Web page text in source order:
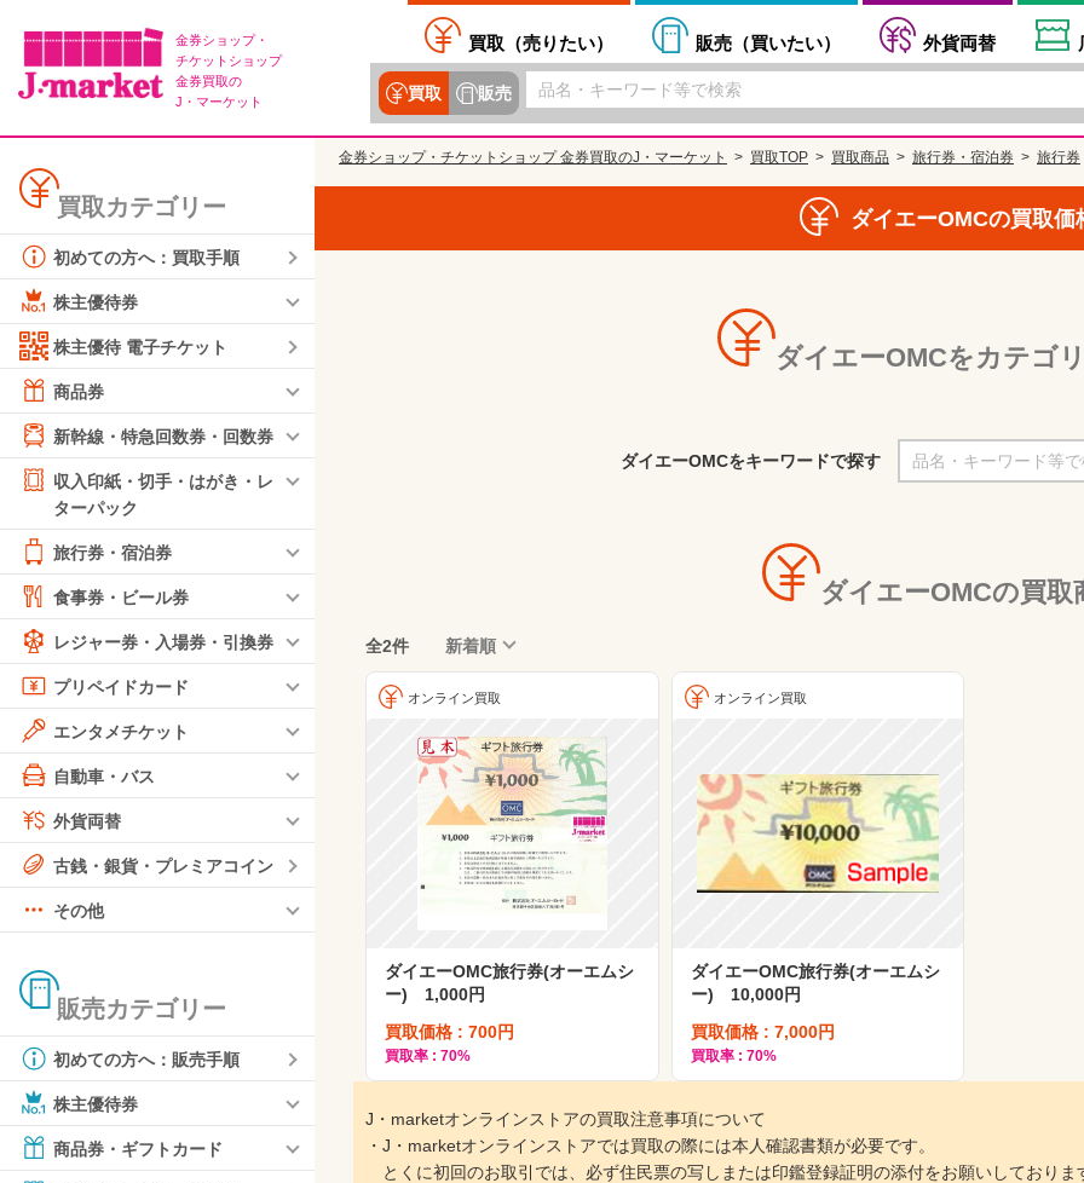
金券ショップ・
チケットショップ
金券買取の
J・マーケット
買取（売りたい） 販売（買いたい） 外貨両替
買取 販売
買取カテゴリー
初めての方へ：買取手順
株主優待券
株主優待 電子チケット
商品券
新幹線・特急回数券・回数券
収入印紙・切手・はがき・レ
ターパック
旅行券・宿泊券
食事券・ビール券
レジャー券・入場券・引換券
プリペイドカード
エンタメチケット
自動車・バス
外貨両替
古銭・銀貨・プレミアコイン
その他
販売カテゴリー
初めての方へ：販売手順
株主優待券
商品券・ギフトカード
金券ショップ・チケットショップ 金券買取のJ・マーケット 買取TOP 買取商品 旅行券・宿泊券 旅行券
ダイエーOMCの買取価
ダイエーOMCをカテゴ
ダイエーOMCをキーワードで探す
ダイエーOMCの買取
全2件 新着順
オンライン買取
ダイエーOMC旅行券(オーエムシ
ー) 1,000円
買取価格 : 700円
買取率 : 70%
オンライン買取
ダイエーOMC旅行券(オーエムシ
ー) 10,000円
買取価格 : 7,000円
買取率 : 70%
J・marketオンラインストアの買取注意事項について
・J・marketオンラインストアでは買取の際には本人確認書類が必要です。
とくに初回のお取引では、必ず住民票の写しまたは印鑑登録証明の添付をお願いしておりま